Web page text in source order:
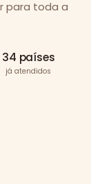
para toda a
34 países
já atendidos